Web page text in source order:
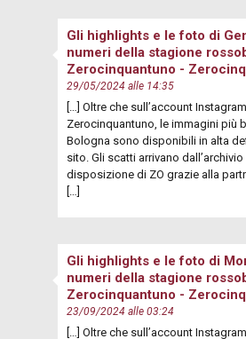
Gli highlights e le foto di
numeri della stagione
Zerocinquantuno -
29/05/2024 alle 14:35
[…] Oltre che sull’account
Zerocinquantuno, le immagini più
Bologna sono disponibili in alta
sito. Gli scatti arrivano
disposizione di ZO grazie alla
Gli highlights e le foto di
numeri della stagione
Zerocinquantuno -
23/09/2024 alle 03:24
[…] Oltre che sull’account